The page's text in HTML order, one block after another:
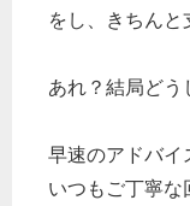
をし、きちんと
あれ？結局どう
早速のアドバイ
いつもご丁寧な